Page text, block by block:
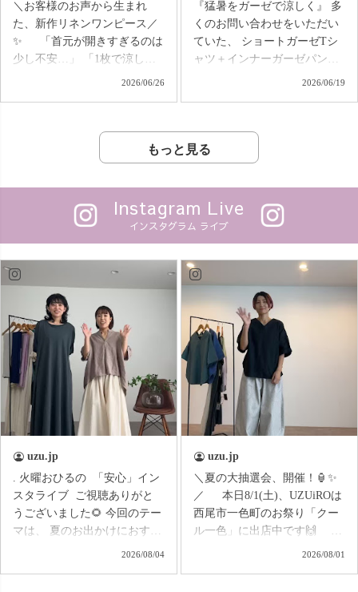
る。 そんな『秘密のお店』
を、 今日はみんなで楽しみま
しょう😊✨ 📍7/11(土)16:30〜
す！」のコメントをお忘れな
ます♪ 人気の ・バルーンパ
ンツ ・ゆったりガーゼTシャ
ツ ・キーネックガーゼロンT
「気になっていたけど、ま
だ着たことがない」 そんな方
からはじめてみてください♪
あなたの“はじめての
＼お客様のお声から生まれ
た、新作リネンワンピース／
✨ 「首元が開きすぎるのは
少し不安…」 「1枚で涼しく
の新作ワンピースがいよいよ
登場します😊 定番の人気
アイテム「カジュアルワンピ
軽やかな着心地はそのまま
に、 首元は安心感のあるデザ
インに。 ゆったり着られるの
トで、 着るだけでオシャレが
楽しめる🙌✨ 体のラインを
拾いにくく、 一枚さらっと着
るだけで自然と大人らしくま
とまる一着です🌿 さら
に、5年前に販売していた、
TsugihagiガーゼTシャツが、
装い新たにリニューアルして
復刻😍 着用感やサイズ
感、細かなポイントは… 📺
イブで詳しくご紹介します！
ぜひライブで一緒にチェック
してくださいね😊💕
2026/06/26
『猛暑をガーゼで涼しく』 多
くのお問い合わせをいただい
ていた、 ショートガーゼTシ
ャツ＋インナーガーゼパンツ
い」 「暑い日は締め付けのな
い服がいい」 そんな声から生
まれた、夏のごほうびセット
は、 UZUiRO定番のガーゼT
をベースに、 「もう少し丈が
短いと嬉しい！」 というお客
しなくてもバランスがとりや
すい 🌿ワイドパンツやスカー
トにも合わせやすい 🌿首元ゴ
ム仕様で着脱もラクちん
そしてセットのインナーガー
ゼパンツは、 ❄️内ももの汗
や張り付きを軽減 ❄️スパッツ
ほど暑くない ❄️お風呂上がり
やルームウェアにも◎ 知
多木綿ダブルガーゼのやさし
っと快適です♪ 実は
UZUiROクルーの中でも 「家
ではこれ一枚で過ごした
い！」 という声が出るほど☺️
✨ おうち時間はもちろん、
旅行やお泊まり、また 「肌触
2026/06/19
もっと見る
Instagram Live
インスタグラム ライブ
uzu.jp
. 火曜おひるの 「安心」イン
スタライブ ご視聴ありがと
うございました🌻 今回のテー
マは、 夏のお出かけにおすす
2026/08/04
uzu.jp
＼夏の大抽選会、開催！🏮✨
／ 本日8/1(土)、UZUiROは
西尾市一色町のお祭り「クー
ル一色」に出店中です🙌
お祭りシーズンのワクワク
2026/08/01